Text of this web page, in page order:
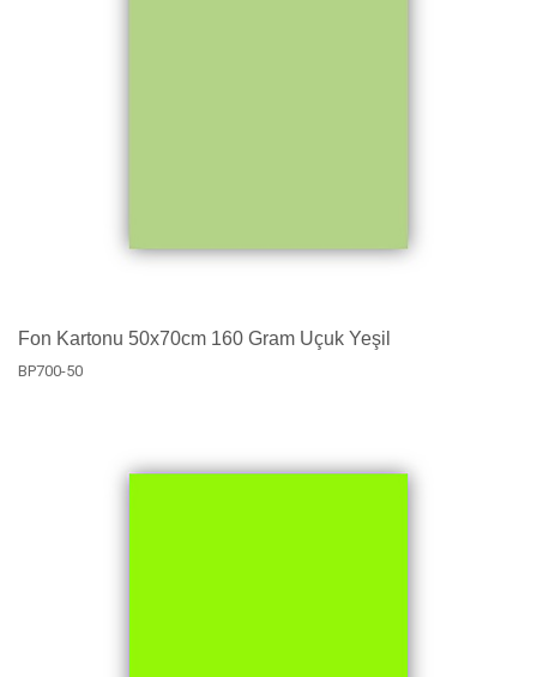
Fon Kartonu 50x70cm 160 Gram Uçuk Yeşil
BP700-50